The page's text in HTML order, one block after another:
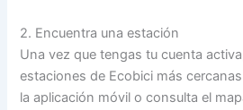
2. Encuentra una estación
Una vez que tengas tu cuenta
estaciones de Ecobici más
la aplicación móvil o consulta el